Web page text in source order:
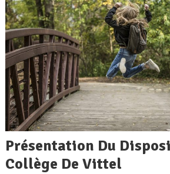
Présentation Du
Collège De Vittel